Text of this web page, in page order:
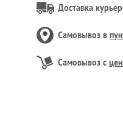
Доставка
Самовывоз в
Самовывоз с